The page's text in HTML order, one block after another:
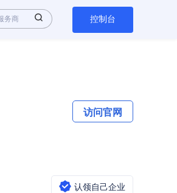
控制台
访问官网
认领自己企业